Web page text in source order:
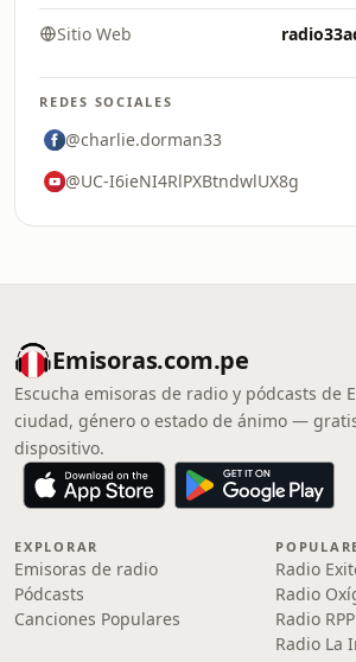
Sitio Web
REDES SOCIALES
@charlie.dorman33
@UC-I6ieNI4RlPXBtndwlUX8g
Emisoras.com.pe
Escucha emisoras de radio y pódcasts de
ciudad, género o estado de ánimo —
dispositivo.
EXPLORAR
Emisoras de radio
Pódcasts
Canciones Populares
Radio
Radio
Radio
Radio La